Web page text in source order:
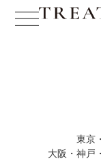
東京
大阪・神戸